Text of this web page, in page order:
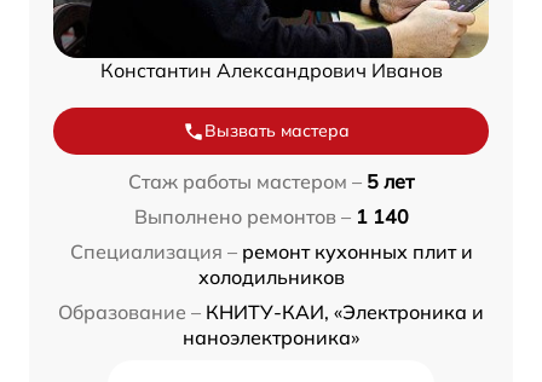
Константин Александрович Иванов
Вызвать мастера
Стаж работы мастером – 5 лет
Выполнено ремонтов – 1 140
Специализация – ремонт кухонных плит и
холодильников
Образование – КНИТУ-КАИ, «Электроника и
наноэлектроника»